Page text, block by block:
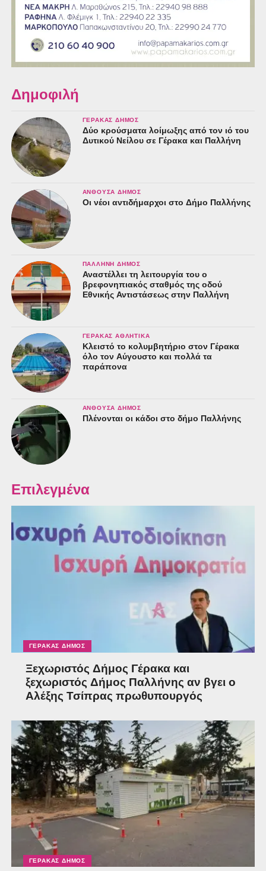
Δημοφιλή
ΓΈΡΑΚΑΣ ΔΉΜΟΣ
Δύο κρούσματα λοίμωξης από τον ιό του
Δυτικού Νείλου σε Γέρακα και Παλλήνη
ΑΝΘΟΎΣΑ ΔΉΜΟΣ
Οι νέοι αντιδήμαρχοι στο Δήμο Παλλήνης
ΠΑΛΛΉΝΗ ΔΉΜΟΣ
Αναστέλλει τη λειτουργία του ο
βρεφονηπιακός σταθμός της οδού
Εθνικής Αντιστάσεως στην Παλλήνη
ΓΈΡΑΚΑΣ ΑΘΛΗΤΙΚΆ
Κλειστό το κολυμβητήριο στον Γέρακα
όλο τον Αύγουστο και πολλά τα
παράπονα
ΑΝΘΟΎΣΑ ΔΉΜΟΣ
Πλένονται οι κάδοι στο δήμο Παλλήνης
Επιλεγμένα
ΓΈΡΑΚΑΣ ΔΉΜΟΣ
Ξεχωριστός Δήμος Γέρακα και
ξεχωριστός Δήμος Παλλήνης αν βγει ο
Αλέξης Τσίπρας πρωθυπουργός
ΓΈΡΑΚΑΣ ΔΉΜΟΣ